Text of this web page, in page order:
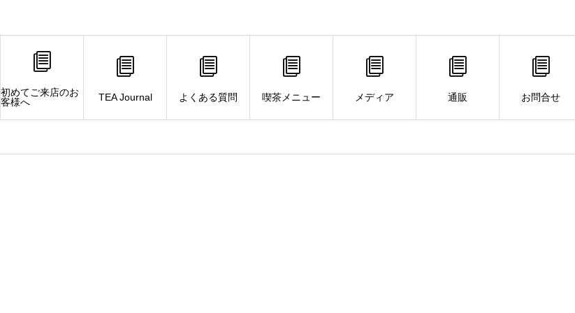
初めてご来店のお
客様へ
TEA Journal よくある質問 喫茶メニュー メディア 通販 お問合せ